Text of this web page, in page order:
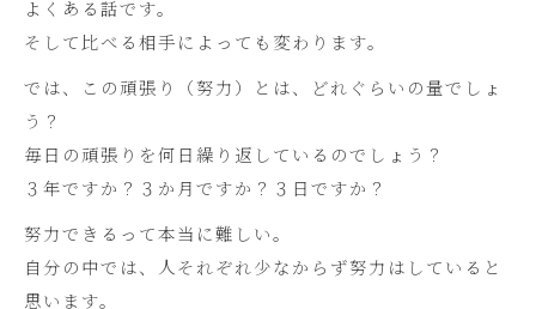
よくある話です。
そして比べる相手によっても変わります。
では、この頑張り（努力）とは、どれぐらいの量でしょ
う？
毎日の頑張りを何日繰り返しているのでしょう？
３年ですか？３か月ですか？３日ですか？
努力できるって本当に難しい。
自分の中では、人それぞれ少なからず努力はしていると
思います。